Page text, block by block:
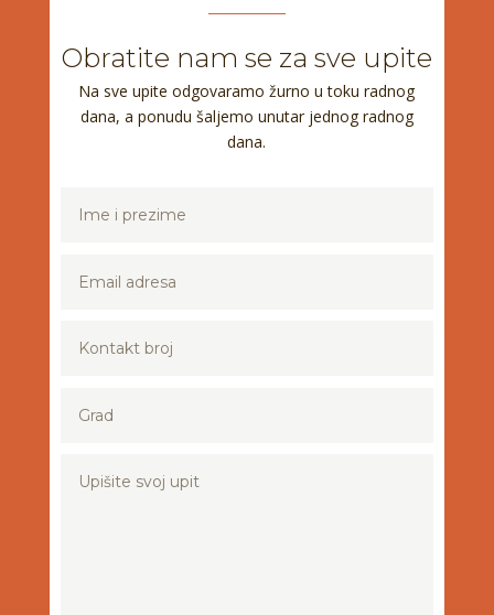
Obratite nam se za sve upite
Na sve upite odgovaramo žurno u toku radnog
dana, a ponudu šaljemo unutar jednog radnog
dana.